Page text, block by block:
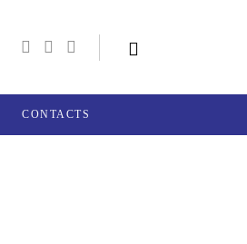
CONTACTS